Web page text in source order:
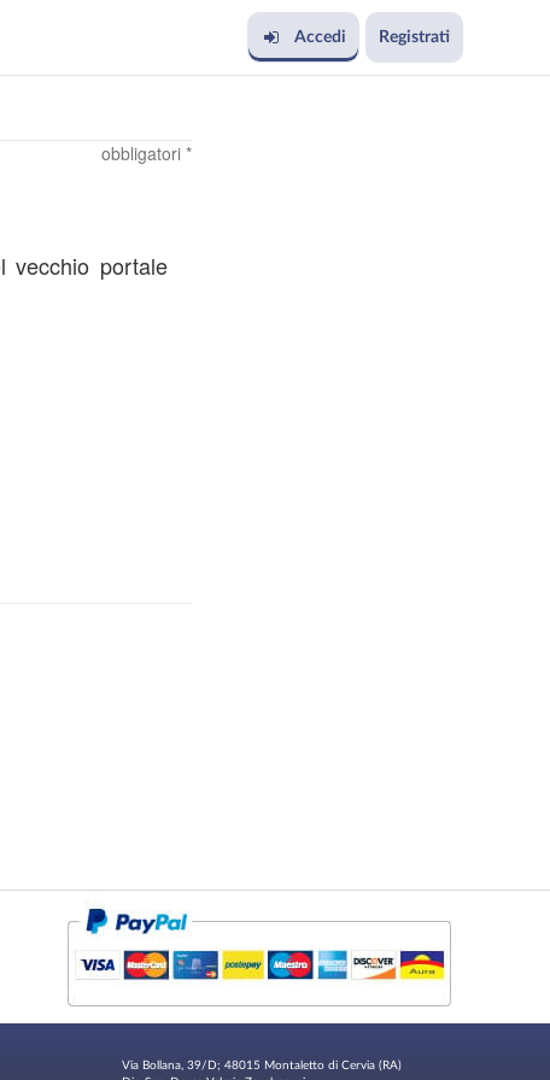
Accedi Registrati
obbligatori *
vecchio portale
Via Bollana, 39/D; 48015 Montaletto di Cervia (RA)